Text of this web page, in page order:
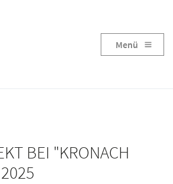
Menü
BEI "KRONACH